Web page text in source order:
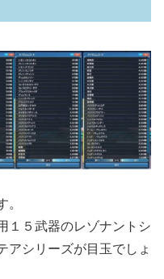
。
１５武器のレゾナントシ
アシリーズが目玉でしょ